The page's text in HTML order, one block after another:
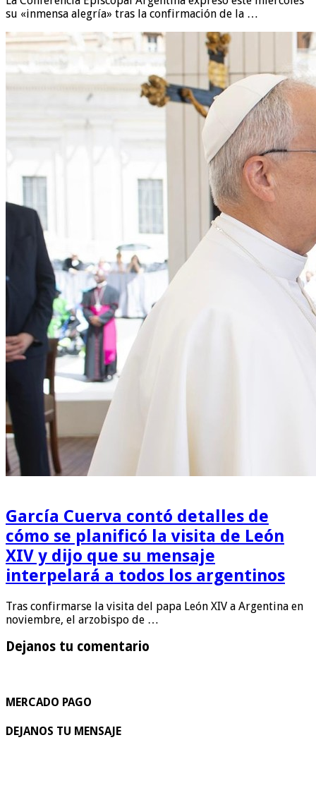
su «inmensa alegría» tras la confirmación de la …
García Cuerva contó detalles de
cómo se planificó la visita de León
XIV y dijo que su mensaje
interpelará a todos los argentinos
Tras confirmarse la visita del papa León XIV a Argentina en
noviembre, el arzobispo de …
Dejanos tu comentario
MERCADO PAGO
DEJANOS TU MENSAJE